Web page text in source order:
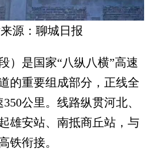
源：聊城日报
是国家“八纵八横”高速
的重要组成部分，正线全
公里。线路纵贯河北、
雄安站、南抵商丘站，与
铁衔接。